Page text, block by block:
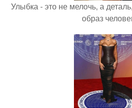
Улыбка - это не мелочь, а
образ